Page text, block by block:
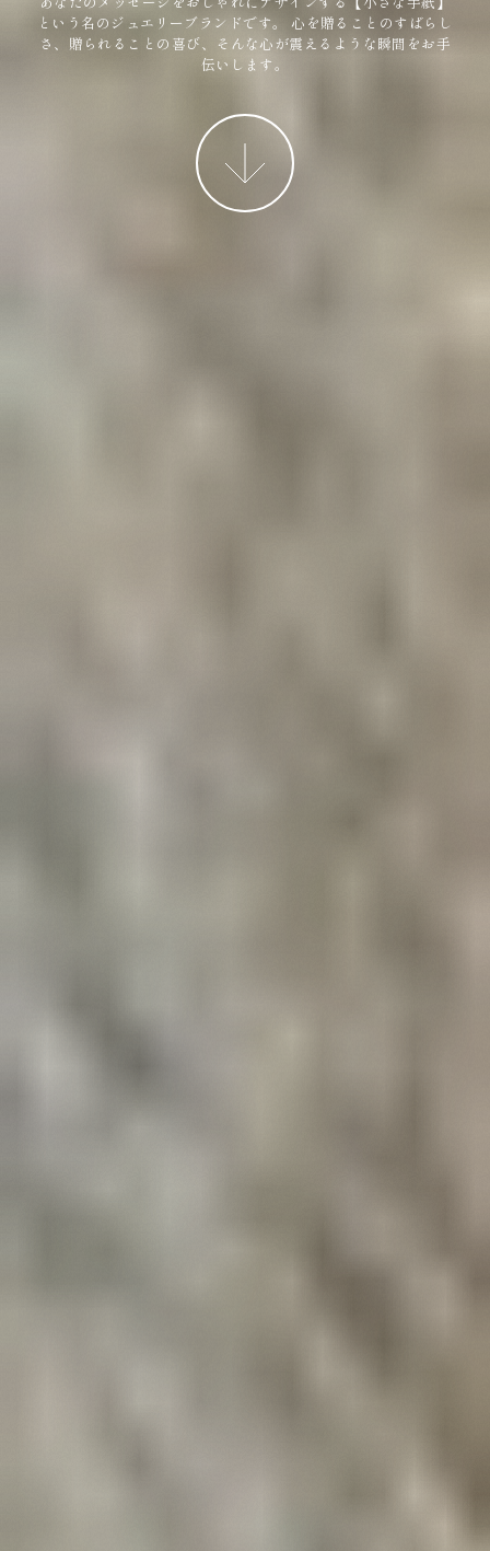
という名のジュエリーブランドです。
心を贈ることのすばらし
さ、贈られることの喜び、そんな心が震えるような瞬間をお手
伝いします。